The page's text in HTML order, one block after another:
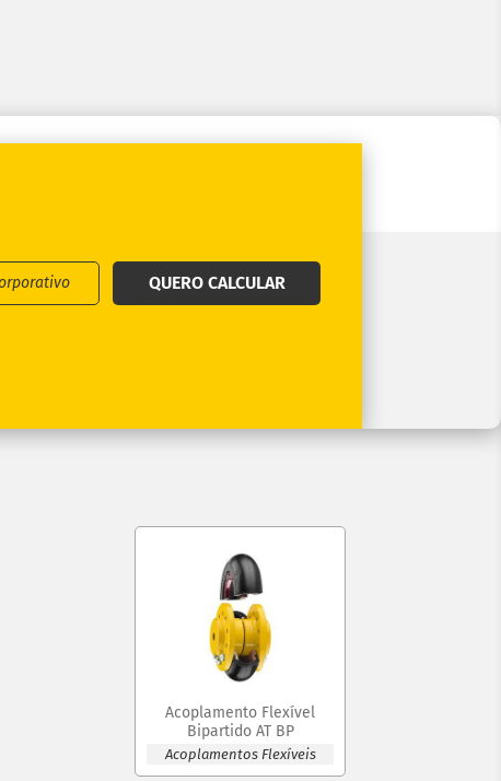
QUERO CALCULAR
Acoplamento Flexível
Bipartido AT BP
Acoplamentos Flexíveis